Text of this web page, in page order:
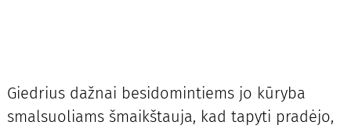
Giedrius dažnai besidomintiems jo kūryba
smalsuoliams šmaikštauja, kad tapyti pradėjo,